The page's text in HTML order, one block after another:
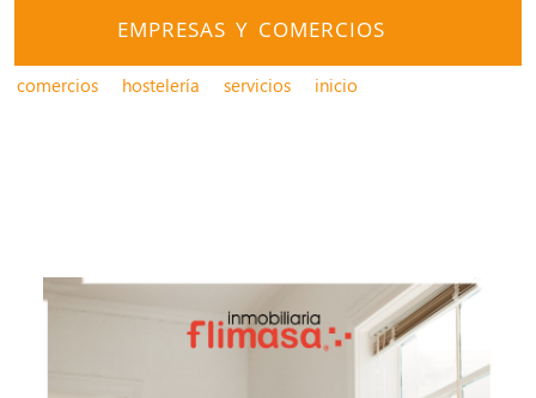
EMPRESAS Y COMERCIOS
comercios hostelería servicios inicio